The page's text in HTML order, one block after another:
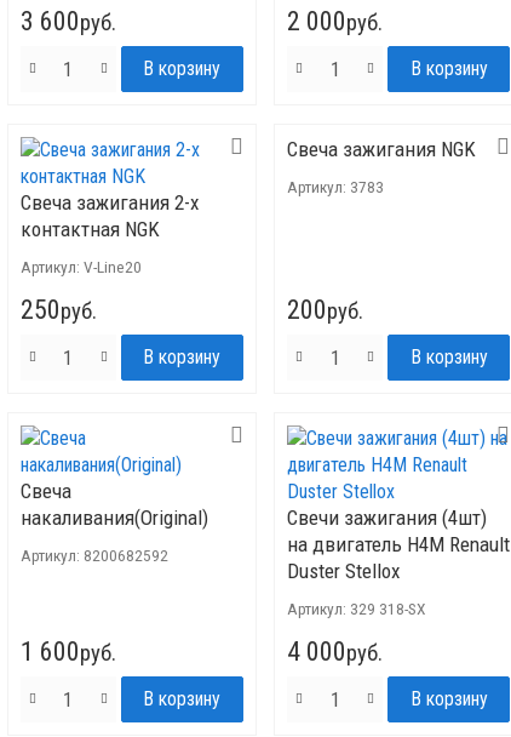
3 600руб. 2 000руб.
Свеча зажигания 2-х
контактная NGK
Артикул: V-Line20
250руб.
Свеча зажигания NGK
Артикул: 3783
200руб.
Свеча
накаливания(Original)
Артикул: 8200682592
1 600руб.
Свечи зажигания (4шт)
на двигатель H4M Renault
Duster Stellox
Артикул: 329 318-SX
4 000руб.